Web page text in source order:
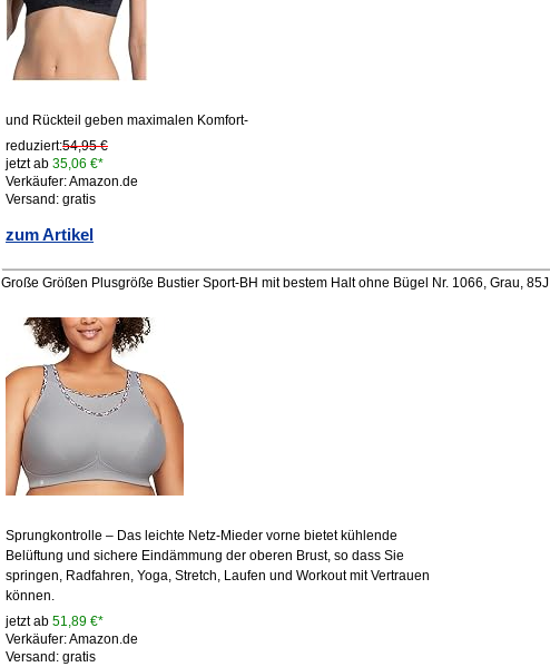
und Rückteil geben maximalen Komfort-
reduziert:54,95 €
jetzt ab35,06 €*
Verkäufer: Amazon.de
Versand: gratis
zum Artikel
Große Größen Plusgröße Bustier Sport-BH mit bestem Halt ohne Bügel Nr. 1066, Grau, 85J
Sprungkontrolle – Das leichte Netz-Mieder vorne bietet kühlende
Belüftung und sichere Eindämmung der oberen Brust, so dass Sie
springen, Radfahren, Yoga, Stretch, Laufen und Workout mit Vertrauen
können.
jetzt ab51,89 €*
Verkäufer: Amazon.de
Versand: gratis